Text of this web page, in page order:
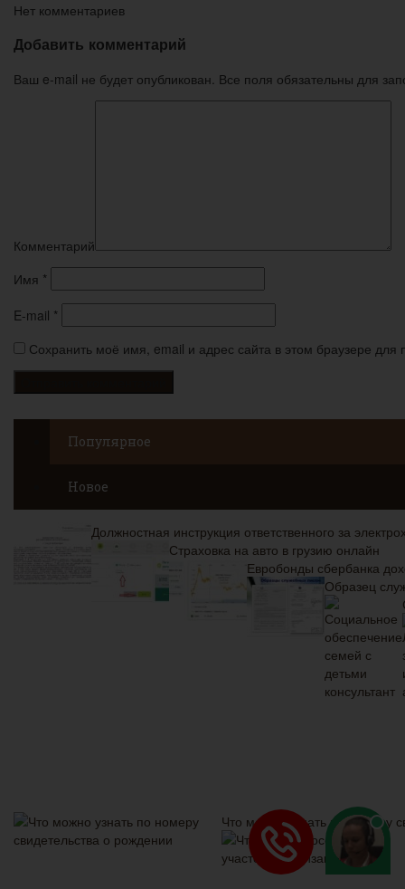
Нет комментариев
Добавить комментарий
Ваш e-mail не будет опубликован. Все поля обязательны для
Комментарий
Имя *
E-mail *
Сохранить моё имя, email и адрес сайта в этом браузере
Популярное
Новое
Должностная инструкция ответственного за
Страховка на авто в грузию онлайн
Евробонды сбербанка
Образец
Что можно узнать по номеру